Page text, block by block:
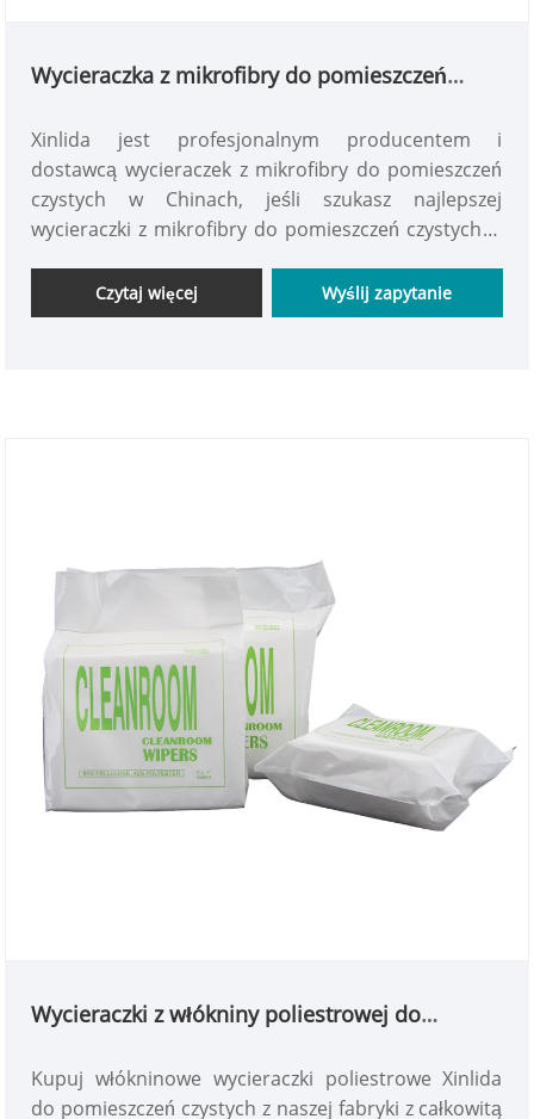
Wycieraczka z mikrofibry do pomieszczeń
Xinlida jest profesjonalnym producentem i
dostawcą wycieraczek z mikrofibry do pomieszczeń
czystych w Chinach, jeśli szukasz najlepszej
wycieraczki z mikrofibry do pomieszczeń czystych w
Wycieraczka z mikrofibry do pomieszczeń czystych
to wysoce wyspecjalizowane narzędzie czyszczące
Czytaj więcej Wyślij zapytanie
Wycieraczki z włókniny poliestrowej do
Kupuj włókninowe wycieraczki poliestrowe Xinlida
do pomieszczeń czystych z naszej fabryki z całkowitą